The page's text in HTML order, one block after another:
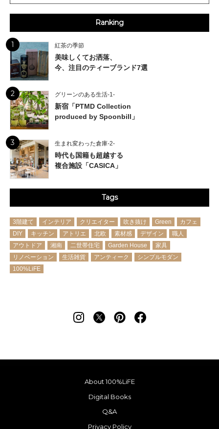
Ranking
1 紅茶の季節
美味しくてお洒落、
今、注目のティーブランド7選
2 グリーンのある生活-1-
新宿「PTMD Collection
produced by Spoonbill」
3 生まれ変わった倉庫-2-
時代も国籍も超越する
複合施設「CASICA」
Tags
3階建て インテリア クリエイター 吹き抜け Green
カフェ
DIY
キッチン アトリエ 北欧 素材感 デザイン
職人
アウトドア
湘南 二世帯住宅 Garden House
家具
リノベーション
生活雑貨 アンティーク
シンプルモダン
100%LiFE
About 100%LiFE
Digital Books
Q&A
Privacy Policy